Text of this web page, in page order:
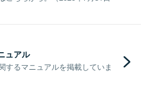
ュアル
するマニュアルを掲載していま